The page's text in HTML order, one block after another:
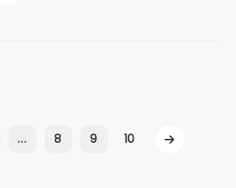
... 8 9 10